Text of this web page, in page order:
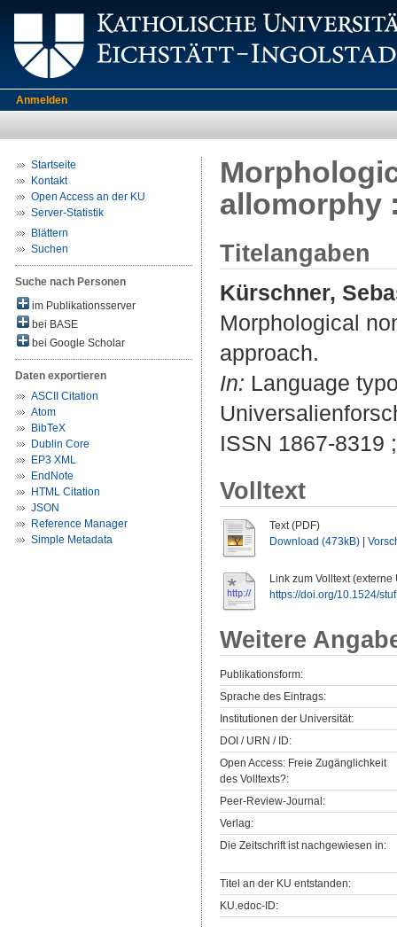
Anmelden
Startseite
Kontakt
Open Access an der KU
Server-Statistik
Blättern
Suchen
Suche nach Personen
im Publikationsserver
bei BASE
bei Google Scholar
Daten exportieren
ASCII Citation
Atom
BibTeX
Dublin Core
EP3 XML
EndNote
HTML Citation
JSON
Reference Manager
Simple Metadata
allomorphy
Titelangaben
Kürschner,
Morphological
approach.
In: Language
ISSN 1867-8319
Volltext
Text (PDF)
Download (473kB)
Link zum Volltext (externe
https://doi.org/10.1524/
Weitere
Publikationsform:
Sprache des Eintrags:
Institutionen der Universität:
DOI / URN / ID:
Open Access: Freie Zugänglichkeit
des Volltexts?:
Peer-Review-Journal:
Verlag:
Die Zeitschrift ist nachgewiesen in:
Titel an der KU entstanden:
KU.edoc-ID: